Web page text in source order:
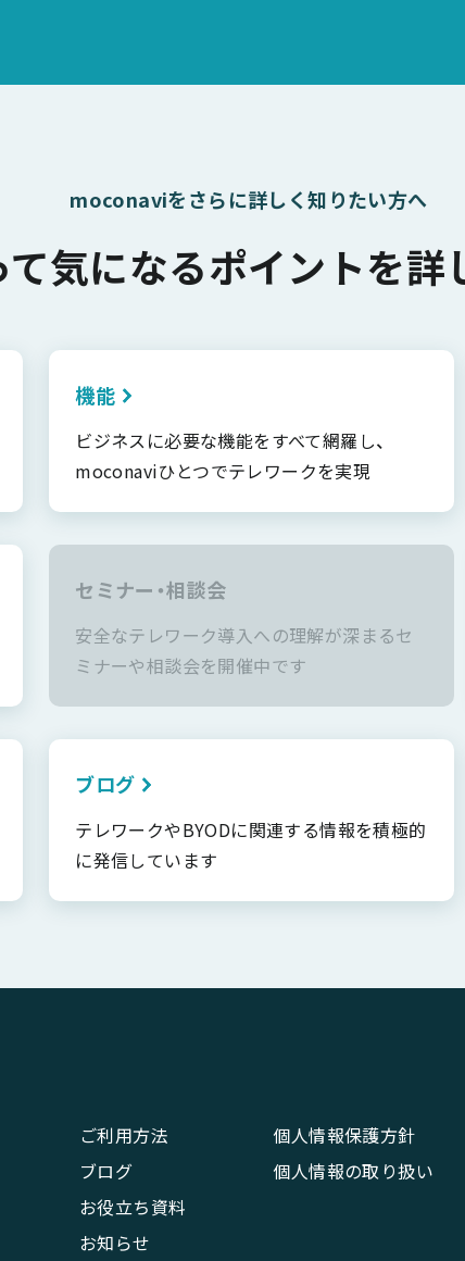
moconaviをさらに詳しく知りたい方へ
気になるポイントを詳
機能
ビジネスに必要な機能をすべて網羅し、
moconaviひとつでテレワークを実現
セミナー・相談会
安全なテレワーク導入への理解が深まるセ
ミナーや相談会を開催中です
ブログ
テレワークやBYODに関連する情報を積極的
に発信しています
ご利用方法
ブログ
お役立ち資料
お知らせ
個人情報保護方針
個人情報の取り扱い